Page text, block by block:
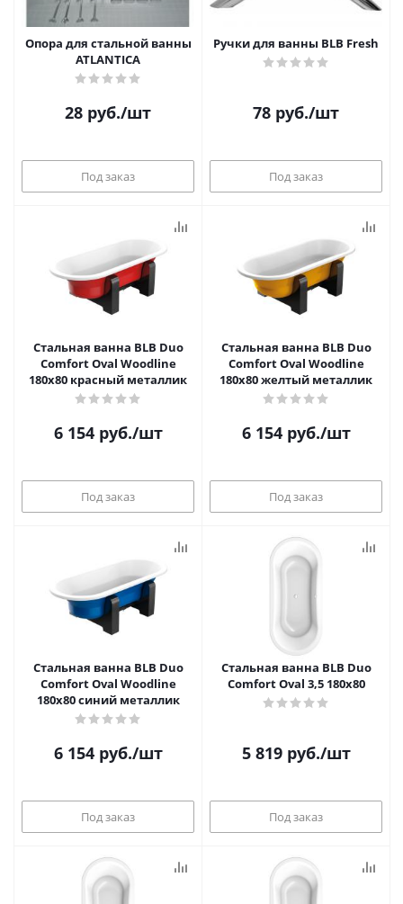
Опора для стальной ванны
ATLANTICA
28 руб./шт
Под заказ
Ручки для ванны BLB Fresh
78 руб./шт
Под заказ
Стальная ванна BLB Duo
Comfort Oval Woodline
180x80 красный металлик
6 154руб./шт
Под заказ
Стальная ванна BLB Duo
Comfort Oval Woodline
180x80 желтый металлик
6 154руб./шт
Под заказ
Стальная ванна BLB Duo
Comfort Oval Woodline
180x80 синий металлик
6 154руб./шт
Под заказ
Стальная ванна BLB Duo
Comfort Oval 3,5 180x80
5 819руб./шт
Под заказ